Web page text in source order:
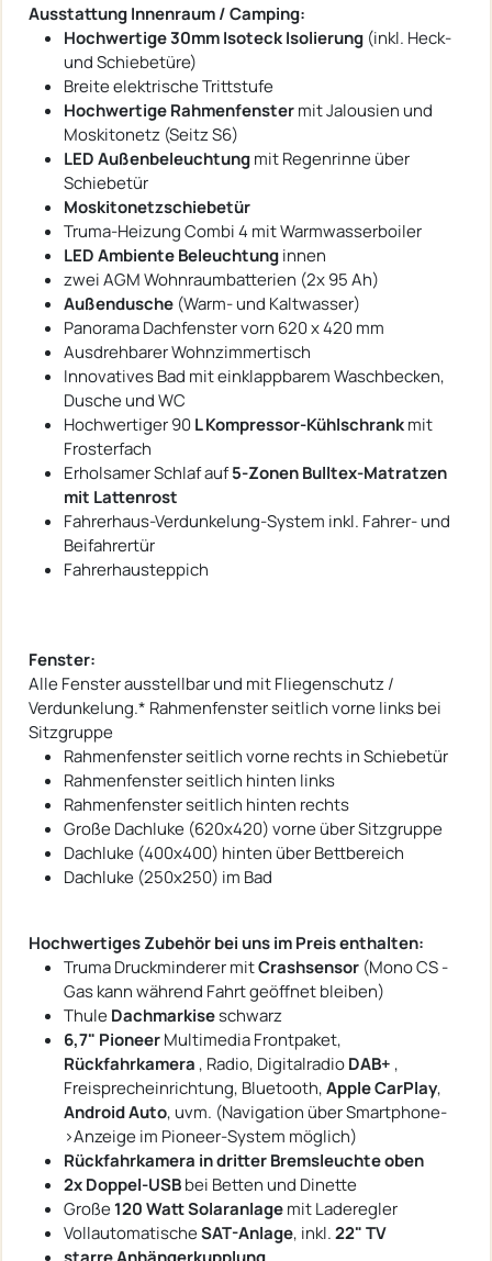
Ausstattung Innenraum / Camping:
Hochwertige 30mm Isoteck Isolierung (inkl. Heck-
und Schiebetüre)
Breite elektrische Trittstufe
Hochwertige Rahmenfenstermit Jalousien und
Moskitonetz (Seitz S6)
LED Außenbeleuchtungmit Regenrinne über
Schiebetür
Moskitonetzschiebetür
Truma-Heizung Combi 4 mit Warmwasserboiler
LED Ambiente Beleuchtunginnen
zwei AGM Wohnraumbatterien (2x 95 Ah)
Außendusche (Warm- und Kaltwasser)
Panorama Dachfenster vorn 620 x 420 mm
Ausdrehbarer Wohnzimmertisch
Innovatives Bad mit einklappbarem Waschbecken,
Dusche und WC
Hochwertiger 90 L Kompressor-Kühlschrankmit
Frosterfach
Erholsamer Schlaf auf5-Zonen Bulltex-Matratzen
mit Lattenrost
Fahrerhaus-Verdunkelung-System inkl. Fahrer- und
Beifahrertür
Fahrerhausteppich
Fenster:
Alle Fenster ausstellbar und mit Fliegenschutz /
Verdunkelung.* Rahmenfenster seitlich vorne links bei
Sitzgruppe
Rahmenfenster seitlich vorne rechts in Schiebetür
Rahmenfenster seitlich hinten links
Rahmenfenster seitlich hinten rechts
Große Dachluke (620x420) vorne über Sitzgruppe
Dachluke (400x400) hinten über Bettbereich
Dachluke (250x250) im Bad
Hochwertiges Zubehör bei uns im Preis enthalten:
Truma Druckminderer mitCrashsensor (Mono CS -
Gas kann während Fahrt geöffnet bleiben)
ThuleDachmarkiseschwarz
6,7" PioneerMultimedia Frontpaket,
Rückfahrkamera , Radio, DigitalradioDAB+ ,
Freisprecheinrichtung, Bluetooth,Apple CarPlay,
Android Auto, uvm. (Navigation über Smartphone-
>Anzeige im Pioneer-System möglich)
Rückfahrkamera in dritter Bremsleuchte oben
2x Doppel-USBbei Betten und Dinette
Große120 Watt Solaranlagemit Laderegler
VollautomatischeSAT-Anlage, inkl.22" TV